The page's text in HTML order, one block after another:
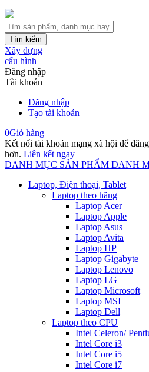
Tìm kiếm
Xây dựng
cấu hình
Đăng nhập
Tài khoản
Đăng nhập
Tạo tài khoản
0Giỏ hàng
Kết nối tài khoản mạng xã hội để
hơn. Liên kết ngay
DANH MỤC SẢN PHẨM DANH
Laptop, Điện thoại, Tablet
Laptop theo hãng
Laptop Acer
Laptop Apple
Laptop Asus
Laptop Avita
Laptop HP
Laptop Gigabyte
Laptop Lenovo
Laptop LG
Laptop Microsoft
Laptop MSI
Laptop Dell
Laptop theo CPU
Intel Celeron/
Intel Core i3
Intel Core i5
Intel Core i7